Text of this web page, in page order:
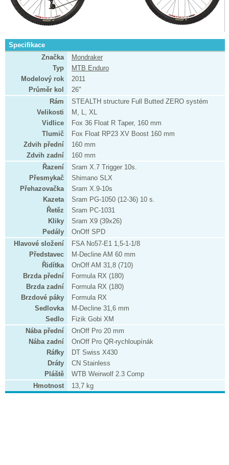
Specifikace
Značka
Mondraker
Typ
MTB Enduro
Modelový rok
2011
Průměr kol
26"
Rám
STEALTH structure Full Butted ZERO systém
Velikosti
M, L, XL
Vidlice
Fox 36 Float R Taper, 160 mm
Tlumič
Fox Float RP23 XV Boost 160 mm
Zdvih přední
160 mm
Zdvih zadní
160 mm
Řazení
Sram X.7 Trigger 10s.
Přesmykač
Shimano SLX
Přehazovačka
Sram X.9-10s
Kazeta
Sram PG-1050 (12-36) 10 s.
Řetěz
Sram PC-1031
Kliky
Sram X9 (39x26)
Pedály
OnOff SPD
Hlavové složení
FSA No57-E1 1,5-1-1/8
Představec
M-Decline AM 60 mm
Řidítka
OnOff AM 31,8 (710)
Brzda přední
Formula RX (180)
Brzda zadní
Formula RX (180)
Brzdové páky
Formula RX
Sedlovka
M-Decline 31,6 mm
Sedlo
Fizik Gobi XM
Nába přední
OnOff Pro 20 mm
Nába zadní
OnOff Pro QR-rychloupínák
Ráfky
DT Swiss X430
Dráty
CN Stainless
Pláště
WTB Weirwolf 2.3 Comp
Hmotnost
13,7 kg